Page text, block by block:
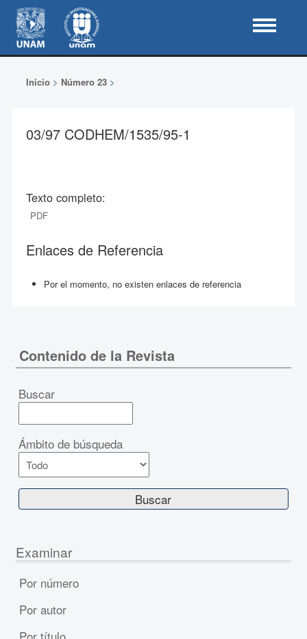
Inicio> Número 23>
03/97 CODHEM/1535/95-1
Texto completo:
PDF
Enlaces de Referencia
Por el momento, no existen enlaces de referencia
Contenido de la Revista
Buscar
Ámbito de búsqueda
Examinar
Por número
Por autor